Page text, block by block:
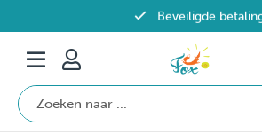
Beveiligde
Gratis verzending vanaf